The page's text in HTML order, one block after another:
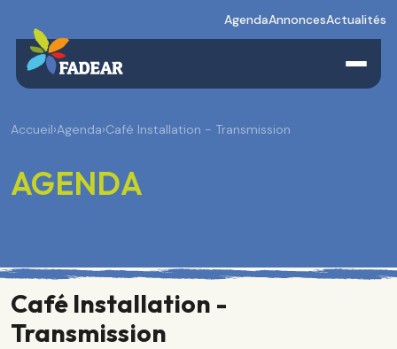
AgendaAnnoncesActualités
Accueil›Agenda›Café Installation - Transmission
AGENDA
Café Installation -
Transmission